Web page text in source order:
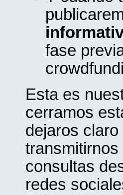
fase
Esta es
cerramos
dejaros
consultas
redes